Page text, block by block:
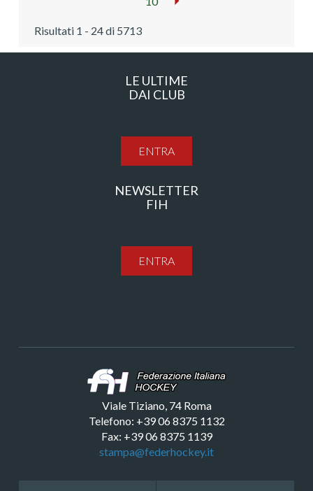
Risultati 1 - 24 di 5713
LE ULTIME
DAI CLUB
ENTRA
NEWSLETTER
FIH
ENTRA
Viale Tiziano, 74 Roma
Telefono: +39 06 8375 1132
Fax: +39 06 8375 1139
stampa@federhockey.it